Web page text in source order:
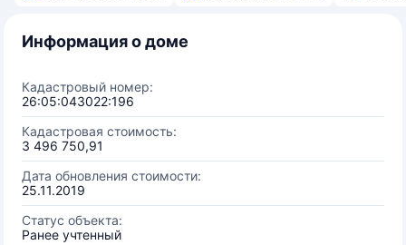
Информация о доме
Кадастровый номер:
26:05:043022:196
Кадастровая стоимость:
3 496 750,91
Дата обновления стоимости:
25.11.2019
Статус объекта:
Ранее учтенный